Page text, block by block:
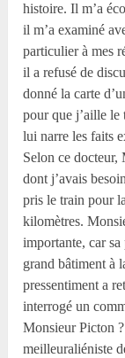
histoire. Il m’a
il m’a examiné
particulier à mes
il a refusé de
donné la carte
pour que j’aille le
lui narre les faits
Selon ce docteur,
dont j’avais
pris le train pour
kilomètres.
importante, car sa
grand bâtiment à
pressentiment a
interrogé un
Monsieur Picton
meilleuraliéniste